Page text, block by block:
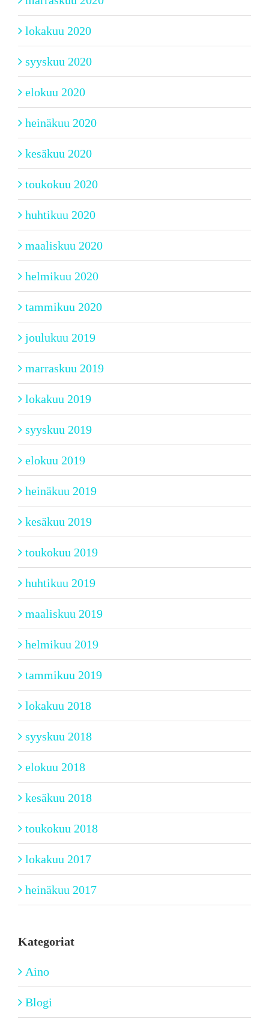
lokakuu 2020
syyskuu 2020
elokuu 2020
heinäkuu 2020
kesäkuu 2020
toukokuu 2020
huhtikuu 2020
maaliskuu 2020
helmikuu 2020
tammikuu 2020
joulukuu 2019
marraskuu 2019
lokakuu 2019
syyskuu 2019
elokuu 2019
heinäkuu 2019
kesäkuu 2019
toukokuu 2019
huhtikuu 2019
maaliskuu 2019
helmikuu 2019
tammikuu 2019
lokakuu 2018
syyskuu 2018
elokuu 2018
kesäkuu 2018
toukokuu 2018
lokakuu 2017
heinäkuu 2017
Kategoriat
Aino
Blogi